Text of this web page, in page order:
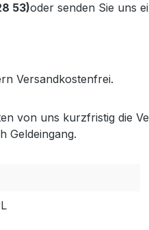
53)oder senden Sie uns
Versandkostenfrei.
von uns kurzfristig die
Geldeingang.